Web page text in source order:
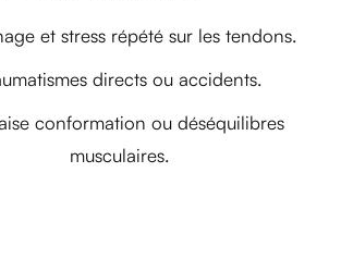
et stress répété sur les tendons.
directs ou accidents.
conformation ou déséquilibres
musculaires.